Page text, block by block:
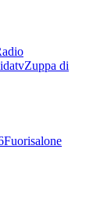
Zuppa di
Fuorisalone